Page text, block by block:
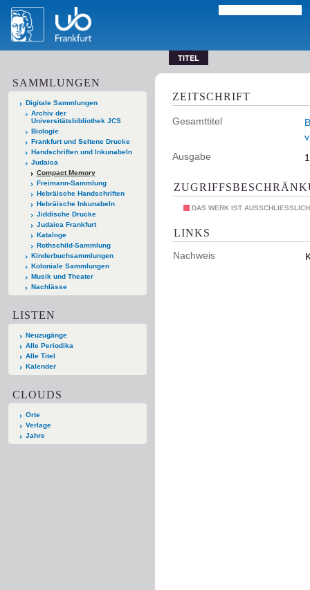
TITEL
SAMMLUNGEN
Digitale Sammlungen
Archiv der
Universitätsbibliothek JCS
Biologie
Frankfurt und Seltene Drucke
Handschriften und Inkunabeln
Judaica
Compact Memory
Freimann-Sammlung
Hebräische Handschriften
Hebräische Inkunabeln
Jiddische Drucke
Judaica Frankfurt
Kataloge
Rothschild-Sammlung
Kinderbuchsammlungen
Koloniale Sammlungen
Musik und Theater
Nachlässe
LISTEN
Neuzugänge
Alle Periodika
Alle Titel
Kalender
CLOUDS
Orte
Verlage
Jahre
ZEITSCHRIFT
Gesamttitel
Ausgabe
DAS WERK IST
LINKS
Nachweis